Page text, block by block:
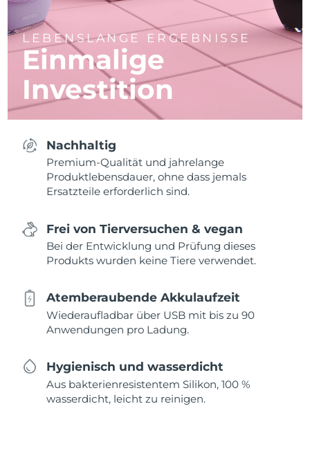
LEBENSLANGE ERGEBNISSE
Einmalige
Investition
Nachhaltig
Premium-Qualität und jahrelange
Produktlebensdauer, ohne dass jemals
Ersatzteile erforderlich sind.
Frei von Tierversuchen & vegan
Bei der Entwicklung und Prüfung dieses
Produkts wurden keine Tiere verwendet.
Atemberaubende Akkulaufzeit
Wiederaufladbar über USB mit bis zu 90
Anwendungen pro Ladung.
Hygienisch und wasserdicht
Aus bakterienresistentem Silikon, 100 %
wasserdicht, leicht zu reinigen.